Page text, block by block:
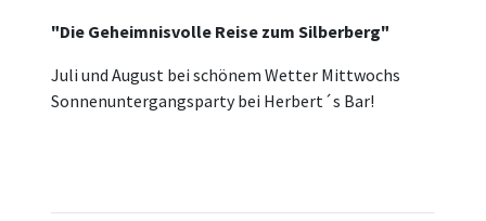
"Die Geheimnisvolle Reise zum Silberberg"
Juli und August bei schönem Wetter Mittwochs
Sonnenuntergangsparty bei Herbert´s Bar!